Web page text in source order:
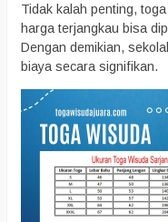
Tidak kalah penting,
harga terjangkau bisa
Dengan demikian,
biaya secara signifikan.